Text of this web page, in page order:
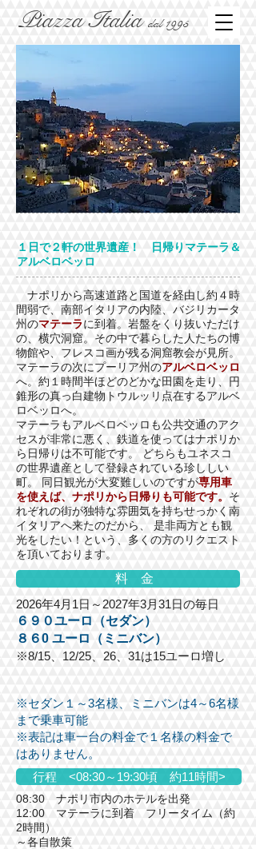
Piazza Italia dal 1995
１日で２軒の世界遺産！ 日帰りマテーラ＆
アルベロベッロ
ナポリから高速道路と国道を経由し約４時
間弱で、南部イタリアの内陸、バジリカータ
州のマテーラに到着。岩盤をくり抜いただけ
の、横穴洞窟。その中で暮らした人たちの博
物館や、フレスコ画が残る洞窟教会が見所。
マテーラの次にプーリア州のアルベロベッロ
へ。約１時間半ほどのどかな田園を走り、円
錐形の真っ白建物トウルッリ点在するアルベ
ロベッロへ。
マテーラもアルベロベッロも公共交通のアク
セスが非常に悪く、鉄道を使ってはナポリか
ら日帰りは不可能です。 どちらもユネスコ
の世界遺産として登録されている珍ししい
町。 同日観光が大変難しいのですが専用車
を使えば、ナポリから日帰りも可能です。 そ
れぞれの街が独特な雰囲気を持ちせっかく南
イタリアへ来たのだから、 是非両方とも観
光をしたい！という、多くの方のリクエスト
を頂いております。
料 金
2026年4月1日～2027年3月31日の毎日
６９０ユーロ（セダン）
８６0 ユーロ（ミニバン）
※8/15、12/25、26、 31は15ユーロ増し
※セダン１～3名様、ミニバンは4～6名様
まで乗車可能
※表記は車一台の料金で１名様の料金で
はありません。
行程 <08:30～19:30頃 約11時間>
08:30 ナポリ市内のホテルを出発
12:00 マテーラに到着 フリータイム（約
2時間）
～各自散策